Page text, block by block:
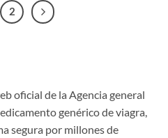
2
oficial de la Agencia general
genérico de viagra,
segura por millones de